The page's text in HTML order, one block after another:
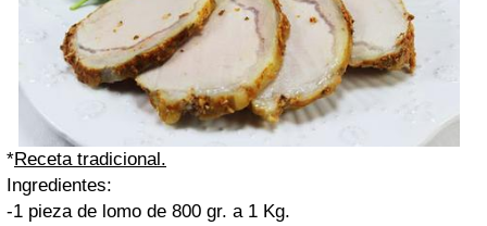
*Receta tradicional.
Ingredientes:
-1 pieza de lomo de 800 gr. a 1 Kg.